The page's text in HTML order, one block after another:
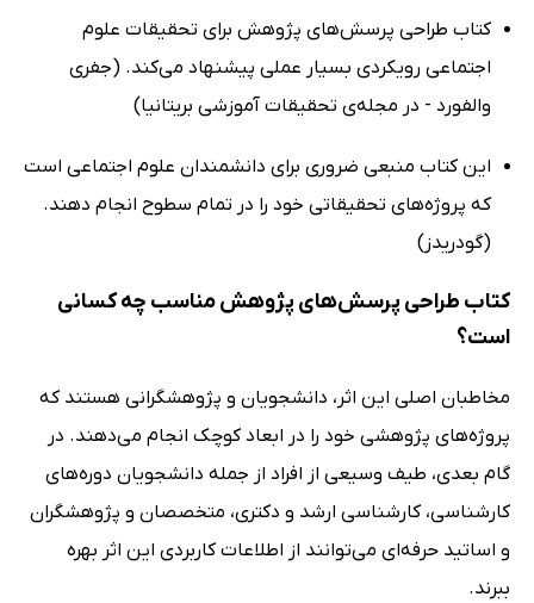
کتاب طراحی پرسش‌های پژوهش برای تحقیقات علوم
اجتماعی رویکردی بسیار عملی پیشنهاد می‌کند. (جفری
والفورد - در مجله‌ی تحقیقات آموزشی بریتانیا)
این کتاب منبعی ضروری برای دانشمندان علوم اجتماعی است
که پروژه‌های تحقیقاتی خود را در تمام سطوح انجام دهند.
(گودریدز)
کتاب طراحی پرسش‌های پژوهش مناسب چه کسانی
است؟
مخاطبان اصلی این اثر، دانشجویان و پژوهشگرانی هستند که
پروژه‌های پژوهشی خود را در ابعاد کوچک انجام می‌دهند. در
گام بعدی، طیف وسیعی از افراد از جمله دانشجویان دوره‌های
کارشناسی، کارشناسی ارشد و دکتری، متخصصان و پژوهشگران
و اساتید حرفه‌ای می‌توانند از اطلاعات کاربردی این اثر بهره
ببرند.